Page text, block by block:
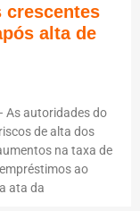
crescentes
alta de
As autoridades do
de alta dos
na taxa de
ao
ata da